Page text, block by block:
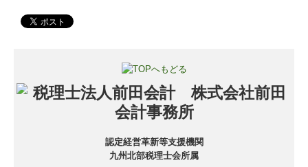
認定経営革新等支援機関
九州北部税理士会所属